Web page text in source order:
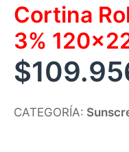
Cortina
3%
$
CATEGORÍA: